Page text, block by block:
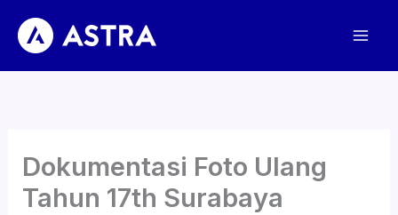
konten
Dokumentasi Foto Ulang
Tahun 17th Surabaya